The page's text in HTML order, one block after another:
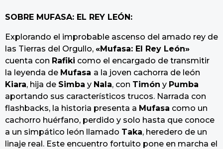
SOBRE MUFASA: EL REY LEÓN:
Explorando el improbable ascenso del amado rey de
las Tierras del Orgullo, «Mufasa: El Rey León»
cuenta con Rafiki como el encargado de transmitir
la leyenda de Mufasa a la joven cachorra de león
Kiara, hija de Simba y Nala, con Timón y Pumba
aportando sus característicos trucos. Narrada con
flashbacks, la historia presenta a Mufasa como un
cachorro huérfano, perdido y solo hasta que conoce
a un simpático león llamado Taka, heredero de un
linaje real. Este encuentro fortuito pone en marcha el